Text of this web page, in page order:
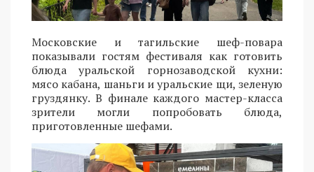
Московские и тагильские шеф-повара
показывали гостям фестиваля как готовить
блюда уральской горнозаводской кухни:
мясо кабана, шаньги и уральские щи, зеленую
груздянку. В финале каждого мастер-класса
зрители могли попробовать блюда,
приготовленные шефами.